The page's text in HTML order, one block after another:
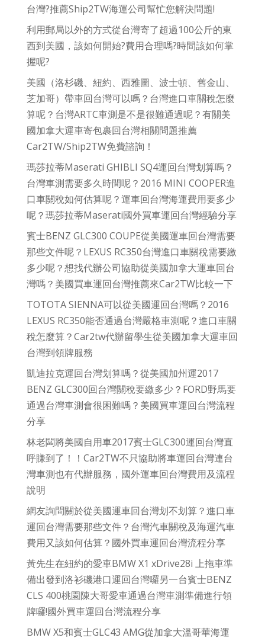
台灣?推薦Ship2TW海運公司幫忙您解決問題!
利用郵局以外的方式從台灣寄了超過100公斤的東
西到美國，該如何開始?費用合理嗎?時間該如何掌
握呢?
美國（洛杉磯、紐約、西雅圖、波士頓、舊金山、
芝加哥）帶車回台灣可以嗎？台灣進口車關稅怎麼
算呢？台灣ARTC車測是不是很難通過呢？有關美
國加拿大運車寄包裹回台灣相關問題推薦
Car2TW/Ship2TW免費諮詢！
瑪莎拉蒂Maserati GHIBLI SQ4運回台灣划算嗎？
台灣車測需要多久時間呢？2016 MINI COOPER進
口車關稅如何估算呢？運車回台灣海運費用要多少
呢？瑪莎拉蒂Maserati國外買車運回台灣經驗分享
賓士BENZ GLC300 COUPE從美國運車回台灣需要
那些文件呢？LEXUS RC350台灣進口車關稅需要繳
多少呢？想找代辦公司協助從美國加拿大運車回台
灣嗎？美國買車運回台灣推薦來Car2TW比較一下
TOTOTA SIENNA可以從美國運回台灣嗎？2016
LEXUS RC350能否通過台灣嚴格車測呢？進口車關
稅怎麼算？Car2tw代辦留學生從美國加拿大運車回
台灣到領牌服務
凱迪拉克運回台灣划算嗎？從美國加州運2017
BENZ GLC300回台灣關稅要繳多少？FORD野馬要
通過台灣車測會很困難嗎？美國買車運回台灣流程
分享
林老闆將美國自用車2017賓士GLC300運回台灣直
呼賺到了！！Car2TW不只協助將車運回台灣連台
灣車測也有代辦服務，國外運車回台灣費用及流程
說明
網友詢問關於從美國運車回台灣划不划算？進口車
運回台灣需要那些文件？台灣汽車關稅及海運汽車
費用又該如何估算？國外買車運回台灣流程分享
黃先生在紐約的愛車BMW X1 xDrive28i 上拖車準
備出發到洛衫磯港口運回台灣囉另一台賓士BENZ
CLS 400桃園陳大哥愛車通過台灣車測準備進行領
牌囉!國外買車運回台灣流程分享
BMW X5和賓士GLC43 AMG從加拿大溫哥華海運